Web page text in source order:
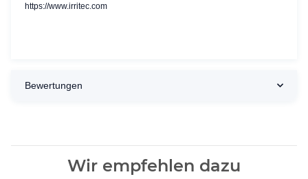
https://www.irritec.com
Bewertungen
Wir empfehlen dazu